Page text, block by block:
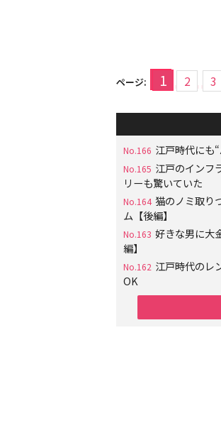
ページ: 1 2 3
No.166 江戸時代にも
No.165 江戸のインフ
リーも驚いていた
No.164 猫のノミ取り
ム【後編】
No.163 好きな男に大
編】
No.162 江戸時代のレ
OK